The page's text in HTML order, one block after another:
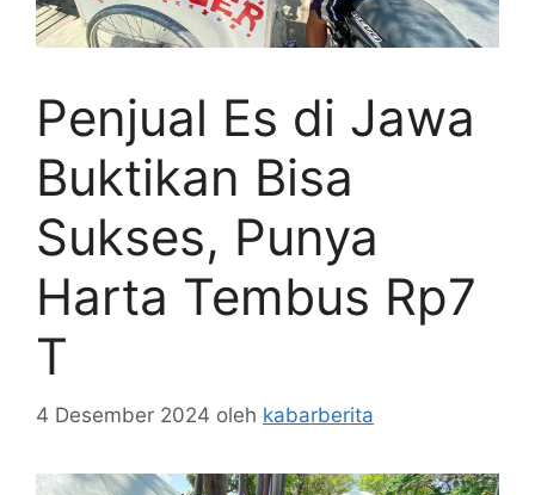
Penjual Es di Jawa
Buktikan Bisa
Sukses, Punya
Harta Tembus Rp7
T
4 Desember 2024 oleh kabarberita